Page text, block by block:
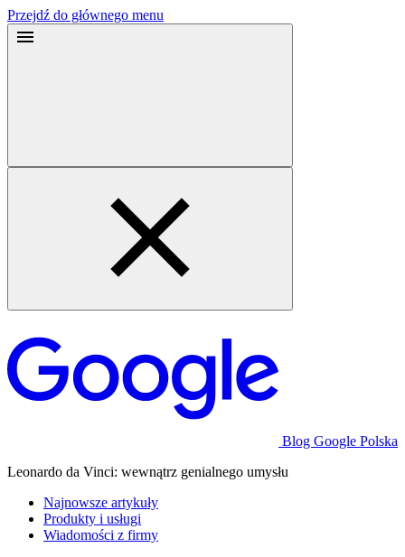
Przejdź do głównego menu
Blog Google Polska
Leonardo da Vinci: wewnątrz genialnego umysłu
Najnowsze artykuły
Produkty i usługi
Wiadomości z firmy